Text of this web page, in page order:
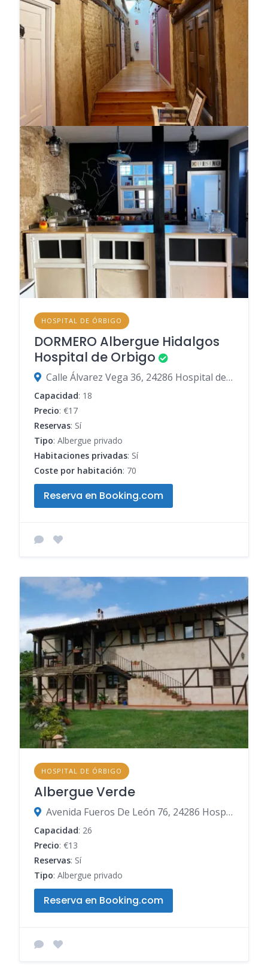
HOSPITAL DE ÓRBIGO
DORMERO Albergue Hidalgos
Hospital de Orbigo
Calle Álvarez Vega 36, 24286 Hospital de Órbigo, León, España
Capacidad: 18
Precio: €17
Reservas: Sí
Tipo: Albergue privado
Habitaciones privadas: Sí
Coste por habitación: 70
Reserva en Booking.com
HOSPITAL DE ÓRBIGO
Albergue Verde
Avenida Fueros De León 76, 24286 Hospital de Órbigo, León, España
Capacidad: 26
Precio: €13
Reservas: Sí
Tipo: Albergue privado
Reserva en Booking.com